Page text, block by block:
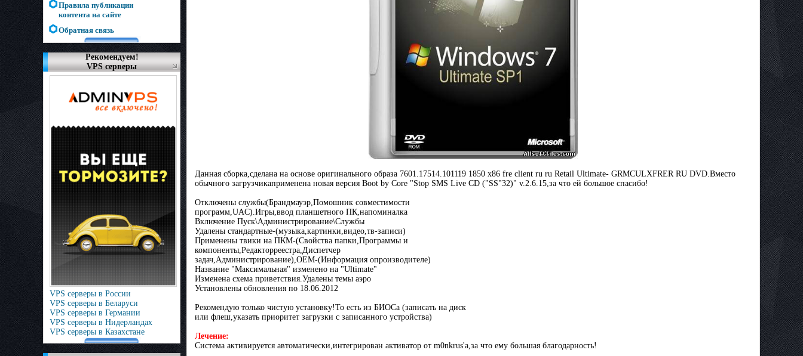
Правила публикации
контента на сайте
Обратная связь
Рекомендуем!
VPS серверы
VPS серверы в России
VPS серверы в Беларуси
VPS серверы в Германии
VPS серверы в Нидерландах
VPS серверы в Казахстане
Данная сборка,сделана на основе оригинального образа 7601.17514.101119 1850 x86 fre client ru ru Retail Ultimate- GRMCULXFRER RU DVD.Вместо
обычного загрузчикаприменена новая версия Boot by Core "Stop SMS Live CD ("SS"32)" v.2.6.15,за что ей большое спасибо!
Отключены службы(Брандмауэр,Помошник совместимости
программ,UAC).Игры,ввод планшетного ПК,напоминалка
Включение Пуск\Администрирование\Службы
Удалены стандартные-(музыка,картинки,видео,тв-записи)
Применены твики на ПКМ-(Свойства папки,Программы и
компоненты,Редакторреестра,Диспетчер
задач,Администрирование),OEM-(Информация опроизводителе)
Название "Максимальная" изменено на "Ultimate"
Изменена схема приветствия.Удалены темы аэро
Установлены обновления по 18.06.2012
Рекомендую только чистую установку!То есть из БИОСа (записать на диск
или флеш,указать приоритет загрузки с записанного устройства)
Лечение:
Система активируется автоматически,интегрирован активатор от m0nkrus'a,за что ему большая благодарность!